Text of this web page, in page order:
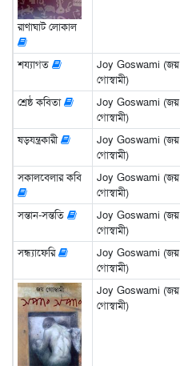
রাণাঘাট লোকাল
শয্যাগত
Joy Goswami (জয়
গোস্বামী)
শ্রেষ্ঠ কবিতা
Joy Goswami (জয়
গোস্বামী)
ষড়যন্ত্রকারী
Joy Goswami (জয়
গোস্বামী)
সকালবেলার কবি
Joy Goswami (জয়
গোস্বামী)
সন্তান-সন্ততি
Joy Goswami (জয়
গোস্বামী)
সন্ধ্যাফেরি
Joy Goswami (জয়
গোস্বামী)
Joy Goswami (জয়
গোস্বামী)